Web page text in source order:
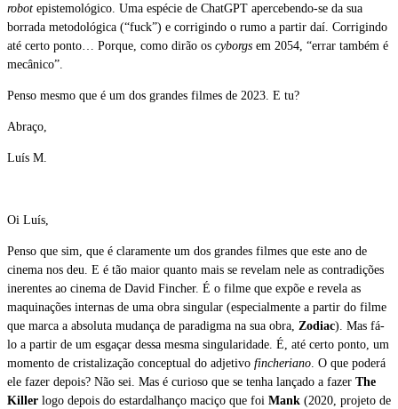
robot epistemológico. Uma espécie de ChatGPT apercebendo-se da sua
borrada metodológica (“fuck”) e corrigindo o rumo a partir daí. Corrigindo
até certo ponto… Porque, como dirão os cyborgs em 2054, “errar também é
mecânico”.
Penso mesmo que é um dos grandes filmes de 2023. E tu?
Abraço,
Luís M.
Oi Luís,
Penso que sim, que é claramente um dos grandes filmes que este ano de
cinema nos deu. E é tão maior quanto mais se revelam nele as contradições
inerentes ao cinema de David Fincher. É o filme que expõe e revela as
maquinações internas de uma obra singular (especialmente a partir do filme
que marca a absoluta mudança de paradigma na sua obra, Zodiac). Mas fá-
lo a partir de um esgaçar dessa mesma singularidade. É, até certo ponto, um
momento de cristalização conceptual do adjetivo fincheriano . O que poderá
ele fazer depois? Não sei. Mas é curioso que se tenha lançado a fazer The
Killer logo depois do estardalhanço maciço que foi Mank (2020, projeto de